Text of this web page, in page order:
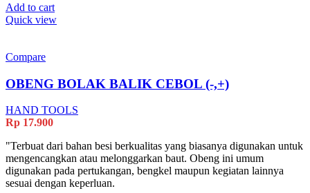
Add to cart
Quick view
Compare
OBENG BOLAK BALIK CEBOL (-,+)
HAND TOOLS
Rp 17.900
"Terbuat dari bahan besi berkualitas yang biasanya digunakan untuk
mengencangkan atau melonggarkan baut. Obeng ini umum
digunakan pada pertukangan, bengkel maupun kegiatan lainnya
sesuai dengan keperluan.